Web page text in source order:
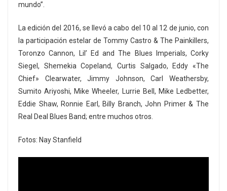
mundo”.
La edición del 2016, se llevó a cabo del 10 al 12 de junio, con
la participación estelar de Tommy Castro & The Painkillers,
Toronzo Cannon, Lil’ Ed and The Blues Imperials, Corky
Siegel, Shemekia Copeland, Curtis Salgado, Eddy «The
Chief» Clearwater, Jimmy Johnson, Carl Weathersby,
Sumito Ariyoshi, Mike Wheeler, Lurrie Bell, Mike Ledbetter,
Eddie Shaw, Ronnie Earl, Billy Branch, John Primer & The
Real Deal Blues Band; entre muchos otros.
Fotos: Nay Stanfield